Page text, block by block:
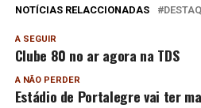
NOTÍCIAS RELACCIONADAS
A SEGUIR
Clube 80 no ar agora na TDS
A NÃO PERDER
Estádio de Portalegre vai ter